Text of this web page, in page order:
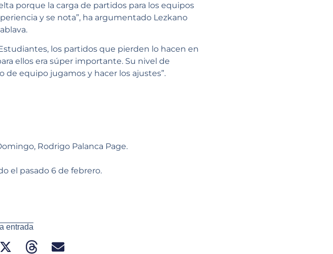
porque la carga de partidos para los equipos
y se nota”, ha argumentado Lezkano
los partidos que pierden lo hacen en
ellos era súper importante. Su nivel de
equipo jugamos y hacer los ajustes”.
Rodrigo Palanca Page.
el pasado 6 de febrero.
entrada